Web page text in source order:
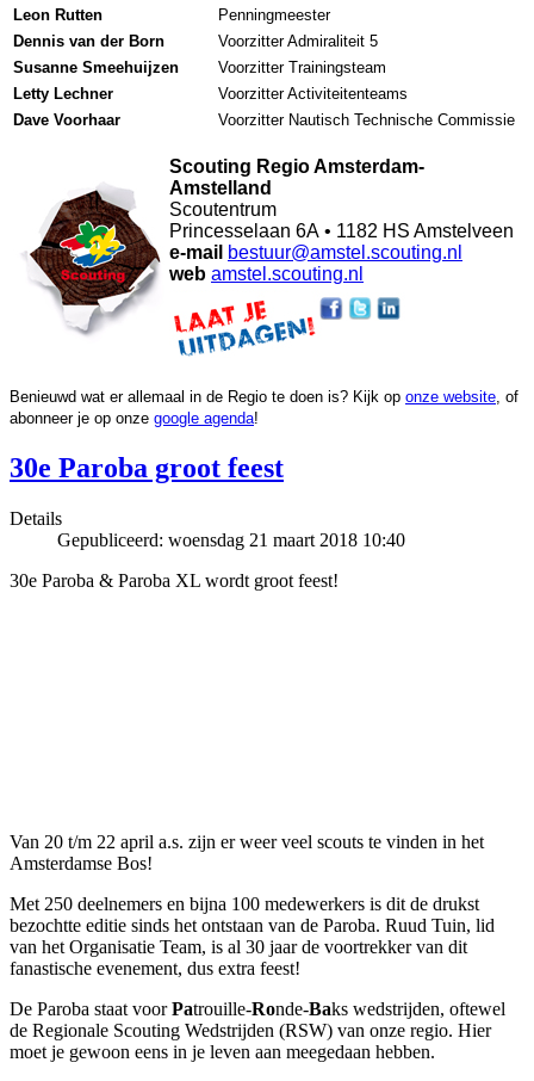
Leon Rutten
Penningmeester
Dennis van der Born
Voorzitter Admiraliteit 5
Susanne Smeehuijzen
Voorzitter Trainingsteam
Letty Lechner
Voorzitter Activiteitenteams
Dave Voorhaar
Voorzitter Nautisch Technische Commissie
Scouting Regio Amsterdam-
Amstelland
Scoutentrum
Princesselaan 6A • 1182 HS Amstelveen
e-mail bestuur@amstel.scouting.nl
web amstel.scouting.nl
Benieuwd wat er allemaal in de Regio te doen is? Kijk op onze website, of
abonneer je op onze google agenda!
30e Paroba groot feest
Details
Gepubliceerd: woensdag 21 maart 2018 10:40
30e Paroba & Paroba XL wordt groot feest!
Van 20 t/m 22 april a.s. zijn er weer veel scouts te vinden in het
Amsterdamse Bos!
Met 250 deelnemers en bijna 100 medewerkers is dit de drukst
bezochtte editie sinds het ontstaan van de Paroba. Ruud Tuin, lid
van het Organisatie Team, is al 30 jaar de voortrekker van dit
fanastische evenement, dus extra feest!
De Paroba staat voorPatrouille-Ronde-Baks wedstrijden, oftewel
de Regionale Scouting Wedstrijden (RSW) van onze regio. Hier
moet je gewoon eens in je leven aan meegedaan hebben.